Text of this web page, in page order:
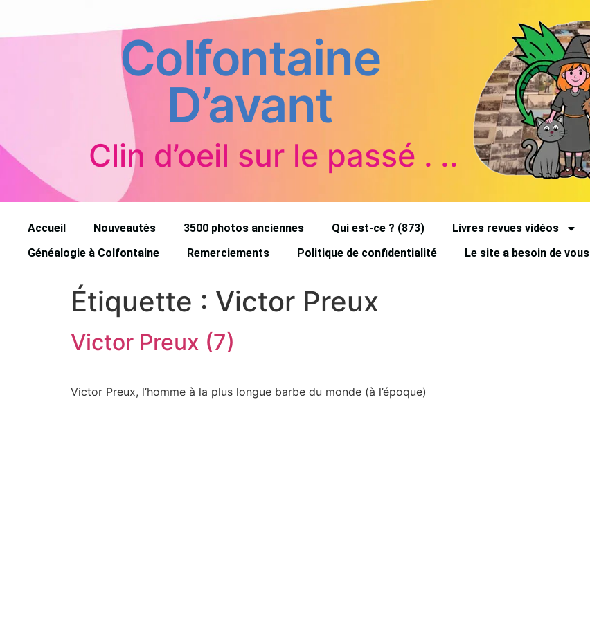
Colfontaine
D’avant
Clin d’oeil sur le passé . ..
Accueil Nouveautés 3500 photos anciennes Qui est-ce ? (873)
Livres revues vidéos
Généalogie à Colfontaine
Remerciements Politique de confidentialité Le site a besoin de vous
Étiquette : Victor Preux
Victor Preux (7)
Victor Preux, l’homme à la plus longue barbe du monde (à l’époque)